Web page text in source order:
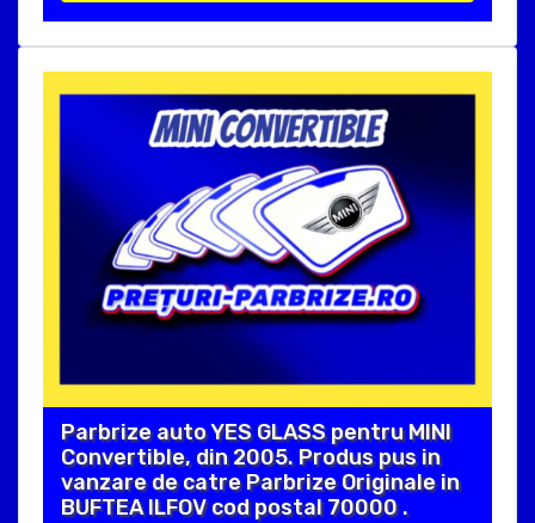
Parbrize auto YES GLASS pentru MINI
Convertible, din 2005. Produs pus in
vanzare de catre Parbrize Originale in
BUFTEA ILFOV cod postal 70000 .